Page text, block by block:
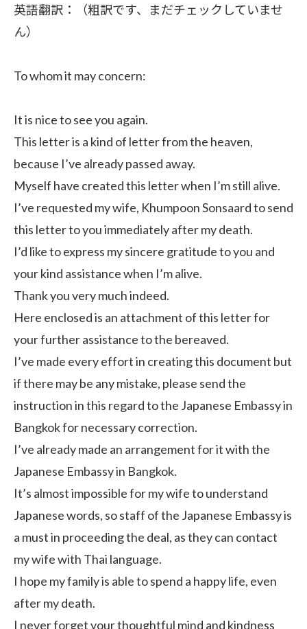
英語翻訳：（粗訳です、まだチェックしていませ
ん）
To whom it may concern:
It is nice to see you again.
This letter is a kind of letter from the heaven,
because I’ve already passed away.
Myself have created this letter when I’m still alive.
I’ve requested my wife, Khumpoon Sonsaard to send
this letter to you immediately after my death.
I’d like to express my sincere gratitude to you and
your kind assistance when I’m alive.
Thank you very much indeed.
Here enclosed is an attachment of this letter for
your further assistance to the bereaved.
I’ve made every effort in creating this document but
if there may be any mistake, please send the
instruction in this regard to the Japanese Embassy in
Bangkok for necessary correction.
I’ve already made an arrangement for it with the
Japanese Embassy in Bangkok.
It’s almost impossible for my wife to understand
Japanese words, so staff of the Japanese Embassy is
a must in proceeding the deal, as they can contact
my wife with Thai language.
I hope my family is able to spend a happy life, even
after my death.
I never forget your thoughtful mind and kindness